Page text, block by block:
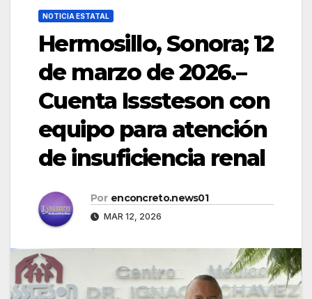
NOTICIA ESTATAL
Hermosillo, Sonora; 12
de marzo de 2026.–
Cuenta Isssteson con
equipo para atención
de insuficiencia renal
Por enconcreto.news01
MAR 12, 2026